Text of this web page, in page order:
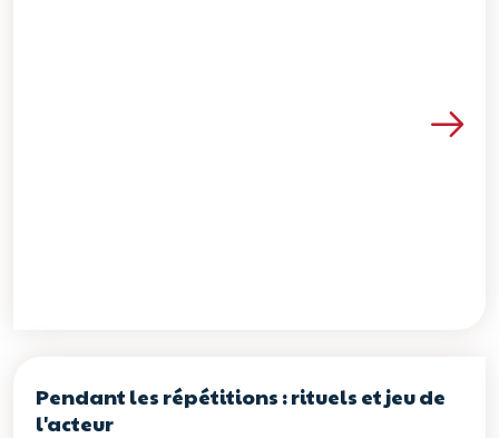
Voir les détails de la
Pendant les répétitions : rituels et jeu de
l'acteur